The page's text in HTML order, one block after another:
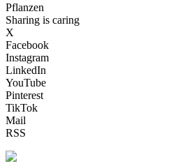
Pflanzen
Sharing is caring
X
Facebook
Instagram
LinkedIn
YouTube
Pinterest
TikTok
Mail
RSS